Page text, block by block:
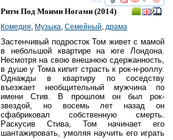
смотреть
Ритм Под Моими Ногами (2014)
Комедия Музыка Семейный драма
Застенчивый подросток Том живет с мамой
в небольшой квартире на юге Лондона.
Несмотря на свою внешнюю сдержанность,
в душе у Тома кипит страсть к рок-н-роллу.
Однажды в квартиру по соседству
въезжает необщительный мужчина по
имени Стив. В прошлом он был рок-
звездой, но восемь лет назад он
сфабриковал собственную смерть.
Раскусив Стива, Том начинает его
шантажировать, умоляя научить его играть